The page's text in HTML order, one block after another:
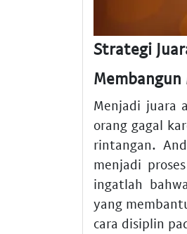
Strategi
Membangun
Menjadi juara
orang gagal
rintangan.
menjadi
ingatlah
yang
cara disiplin